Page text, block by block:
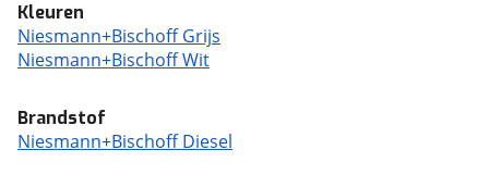
Kleuren
Niesmann+Bischoff Grijs
Niesmann+Bischoff Wit
Brandstof
Niesmann+Bischoff Diesel